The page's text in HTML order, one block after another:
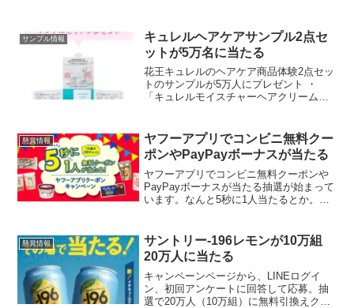
サンプル情報
キュレルヘアケアサンプル2点セ
ットが5万名に当たる
花王キュレルのヘアケア商品体験2点セッ
トのサンプルが5万人にプレゼント ・
「キュレルモイスチャーヘアクリーム
（洗い流すヘアトリートメント）」 【応
募期間】 2024年9...
懸賞情報
ヤフーアプリでコンビニ無料クー
ポンやPayPayボーナスが当たる
ヤフーアプリでコンビニ無料クーポンや
PayPayボーナスが当たる抽選が始まって
います。なんと5秒に1人当たるとか。商
を設定している」と、毎日最大3回挑戦で
きます。きせ...
懸賞情報
サントリー-196レモンが10万組
20万人に当たる
キャンペーンページから、LINEログイ
ン、初回アンケートに回答して応募。抽
選で20万人（10万組）に無料引換えクー